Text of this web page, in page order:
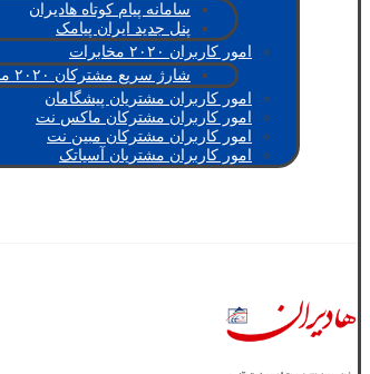
سامانه پیام کوتاه هادیران
پنل جدید ایران پیامک
امور کاربران ۲۰۲۰ مخابرات
شارژ سریع مشترکان ۲۰۲۰ مخابرات
امور کاربران مشتریان پیشگامان
امور کاربران مشترکان ماکس نت
امور کاربران مشترکان مبین نت
امور کاربران مشتریان آسیاتک